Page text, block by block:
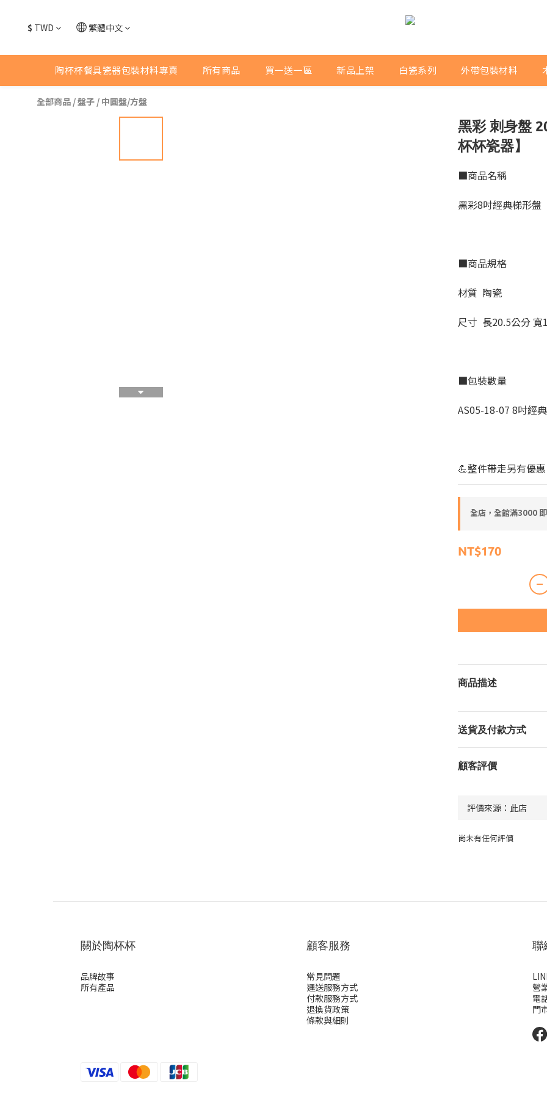
$ TWD 繁體中文
陶杯杯餐具瓷器包裝材料專賣 所有商品 買一送一區 新品上架 白瓷系列 外帶包裝材料
全部商品 /盤子 / 中圓盤/方盤
黑彩 刺身盤
杯杯瓷器】
■商品名稱
黑彩8吋經典梯形盤
■商品規格
材質  陶瓷
尺寸  長20.5公分 寬
■包裝數量
AS05-18-07 8吋經
💪整件帶走另有優
全店，全館滿3000
NT$170
商品描述
送貨及付款方式
顧客評價
尚未有任何評價
關於陶杯杯
品牌故事
所有產品
顧客服務
常見問題
運送服務方式
付款服務方式
退換貨政策
條款與細則
聯
營
電
門